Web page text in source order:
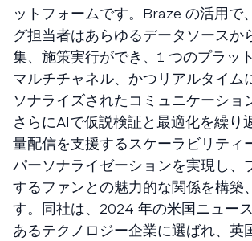
ットフォームです。Braze の活用で
グ担当者はあらゆるデータソースか
集、施策実行ができ、1 つのプラッ
マルチチャネル、かつリアルタイム
ソナライズされたコミュニケーショ
さらにAIで仮説検証と最適化を繰り
量配信を支援するスケーラビリティ
パーソナライゼーションを実現し、
するファンとの魅力的な関係を構築
す。同社は、2024 年の米国ニュー
あるテクノロジー企業に選ばれ、英